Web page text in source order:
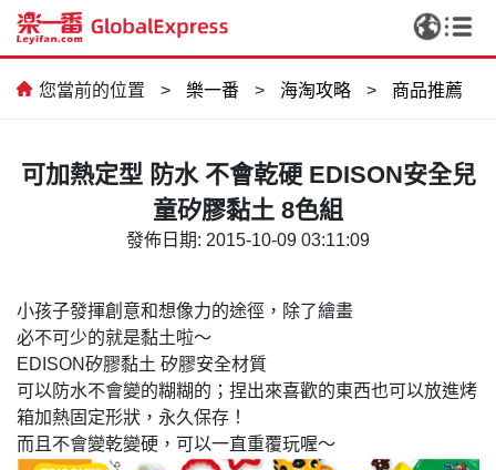
您當前的位置 > 樂一番 > 海淘攻略 > 商品推薦
，我終於實現相機自由啦✨
可加熱定型 防水 不會乾硬 EDISON安全兒
童矽膠黏土 8色組
發佈日期: 2015-10-09 03:11:09
小孩子發揮創意和想像力的途徑，除了繪畫
必不可少的就是黏土啦～
EDISON矽膠黏土 矽膠安全材質
可以防水不會變的糊糊的；捏出來喜歡的東西也可以放進烤
箱加熱固定形狀，永久保存！
而且不會變乾變硬，可以一直重覆玩喔～